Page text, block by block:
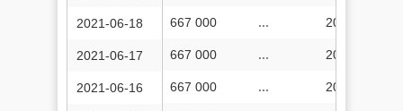
667 000 ... 204 010 111
667 000 ... 204 010 111
667 000 ... 204 004 414
2021-06-18
2021-06-17
2021-06-16